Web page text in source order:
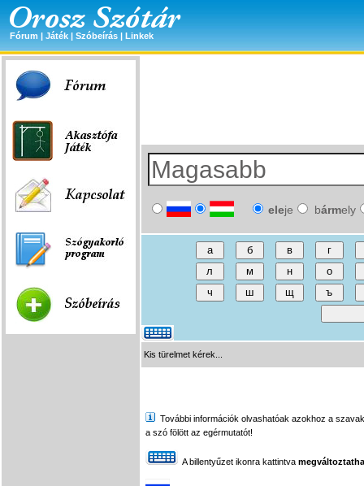
Fórum | Játék | Szóbeírás | Linkek
eleje bármely
Kis türelmet kérek...
További információk olvashatóak azokhoz a
a szó fölött az egérmutatót!
A billentyűzet ikonra kattintva